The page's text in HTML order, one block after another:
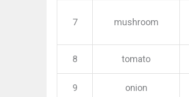
7 mushroom
8 tomato
9 onion